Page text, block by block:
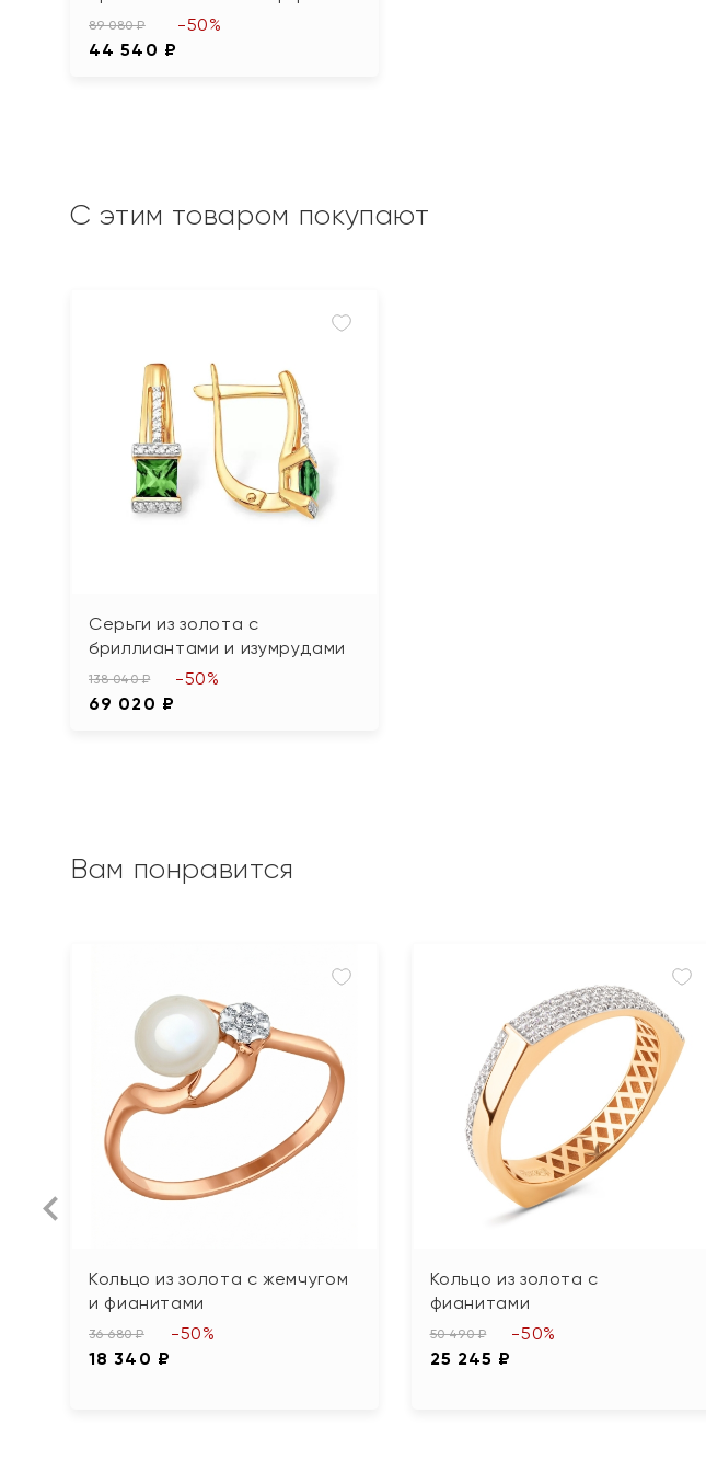
89 080 ₽
44 540 ₽
-50%
С этим товаром покупают
Серьги из золота с
бриллиантами и изумрудами
138 040 ₽
69 020 ₽
-50%
Вам понравится
Кольцо из золота с жемчугом
и фианитами
36 680 ₽
18 340 ₽
-50%
Кольцо из золота с
фианитами
50 490 ₽
25 245 ₽
-50%